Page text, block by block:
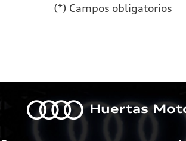
(*) Campos obligatorios
a Huertas